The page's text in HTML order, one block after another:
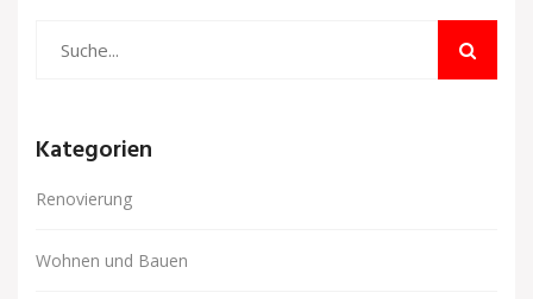
Kategorien
Renovierung
Wohnen und Bauen